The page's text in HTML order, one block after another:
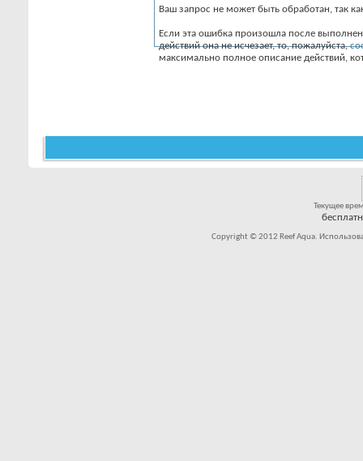
Ваш запрос не может быть обработан, так
Если эта ошибка произошла после
действий она не исчезает, то, пожалуйста,
максимально полное описание действий,
Текущее
Copyright © 2012 Reef Aqua.